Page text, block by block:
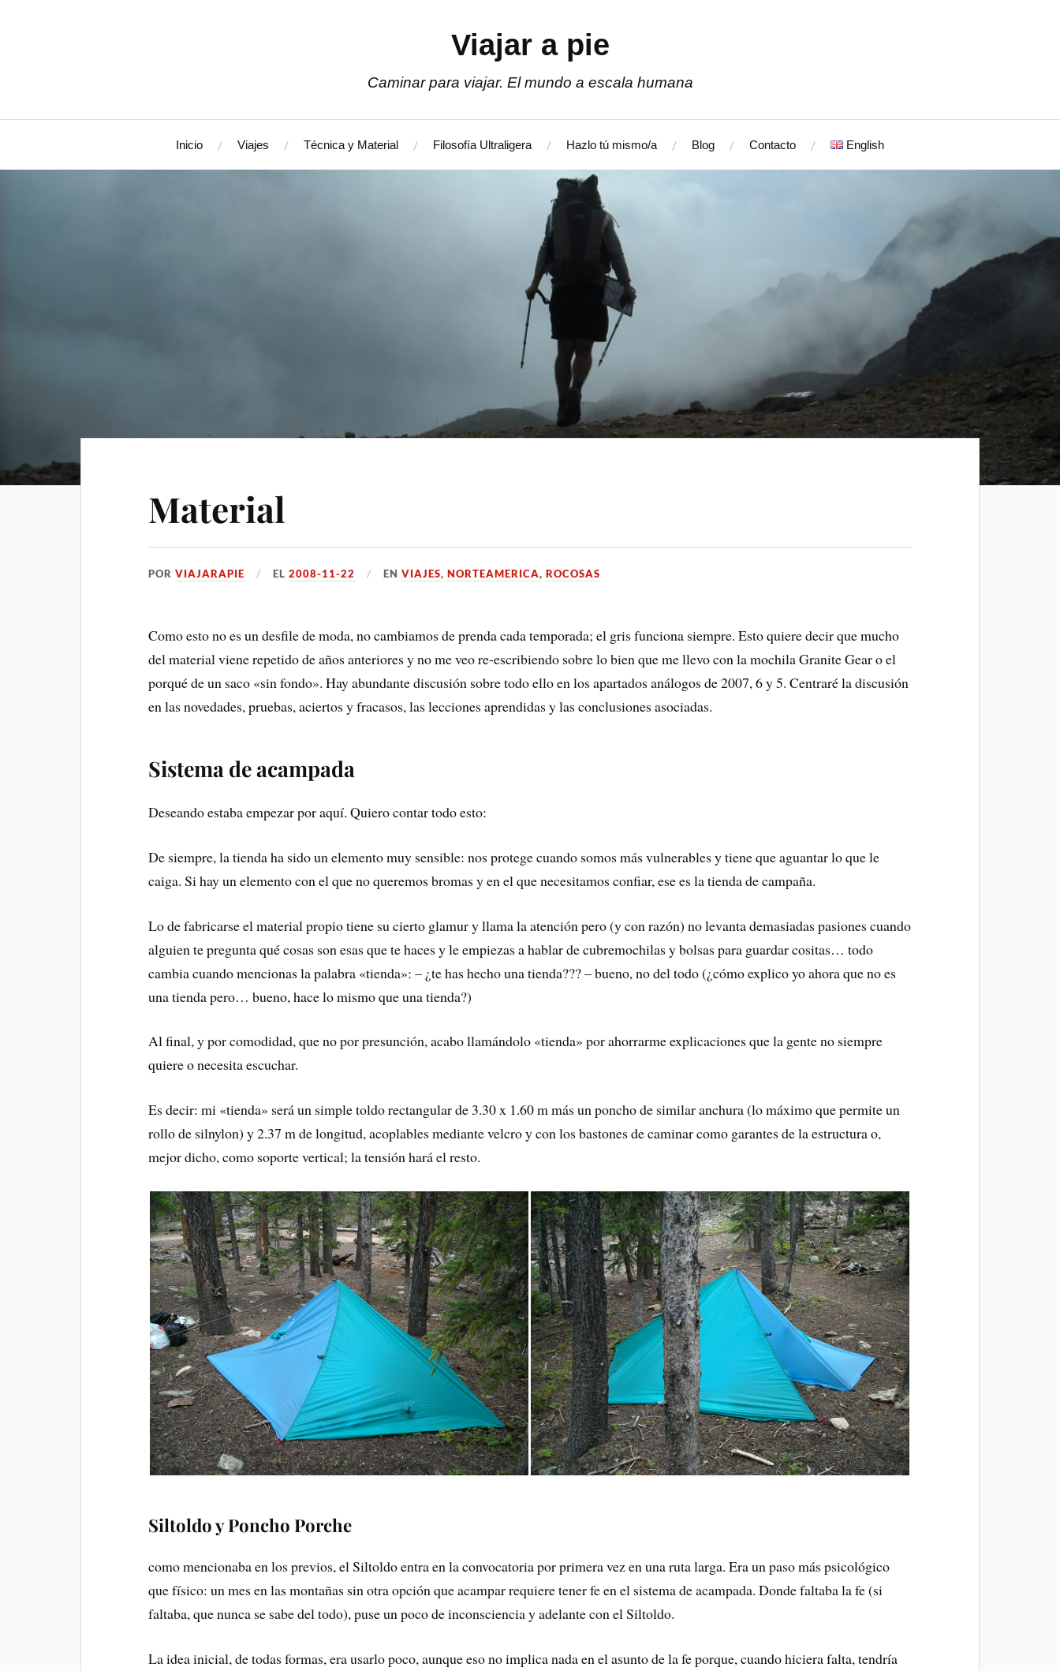
Viajar a pie
Caminar para viajar. El mundo a escala humana
Inicio Viajes Técnica y Material Filosofía Ultraligera Hazlo tú mismo/a Blog Contacto English
Material
PORVIAJARAPIE EL2008-11-22 ENVIAJES,NORTEAMERICA,ROCOSAS
Como esto no es un desfile de moda, no cambiamos de prenda cada temporada; el gris funciona siempre. Esto quiere decir que mucho
del material viene repetido de años anteriores y no me veo re-escribiendo sobre lo bien que me llevo con la mochila Granite Gear o el
porqué de un saco «sin fondo». Hay abundante discusión sobre todo ello en los apartados análogos de 2007, 6 y 5. Centraré la discusión
en las novedades, pruebas, aciertos y fracasos, las lecciones aprendidas y las conclusiones asociadas.
Sistema de acampada
Deseando estaba empezar por aquí. Quiero contar todo esto:
De siempre, la tienda ha sido un elemento muy sensible: nos protege cuando somos más vulnerables y tiene que aguantar lo que le
caiga. Si hay un elemento con el que no queremos bromas y en el que necesitamos confiar, ese es la tienda de campaña.
Lo de fabricarse el material propio tiene su cierto glamur y llama la atención pero (y con razón) no levanta demasiadas pasiones cuando
alguien te pregunta qué cosas son esas que te haces y le empiezas a hablar de cubremochilas y bolsas para guardar cositas… todo
cambia cuando mencionas la palabra «tienda»: – ¿te has hecho una tienda??? – bueno, no del todo (¿cómo explico yo ahora que no es
una tienda pero… bueno, hace lo mismo que una tienda?)
Al final, y por comodidad, que no por presunción, acabo llamándolo «tienda» por ahorrarme explicaciones que la gente no siempre
quiere o necesita escuchar.
Es decir: mi «tienda» será un simple toldo rectangular de 3.30 x 1.60 m más un poncho de similar anchura (lo máximo que permite un
rollo de silnylon) y 2.37 m de longitud, acoplables mediante velcro y con los bastones de caminar como garantes de la estructura o,
mejor dicho, como soporte vertical; la tensión hará el resto.
Siltoldo y Poncho Porche
como mencionaba en los previos, el Siltoldo entra en la convocatoria por primera vez en una ruta larga. Era un paso más psicológico
que físico: un mes en las montañas sin otra opción que acampar requiere tener fe en el sistema de acampada. Donde faltaba la fe (si
faltaba, que nunca se sabe del todo), puse un poco de inconsciencia y adelante con el Siltoldo.
La idea inicial, de todas formas, era usarlo poco, aunque eso no implica nada en el asunto de la fe porque, cuando hiciera falta, tendría